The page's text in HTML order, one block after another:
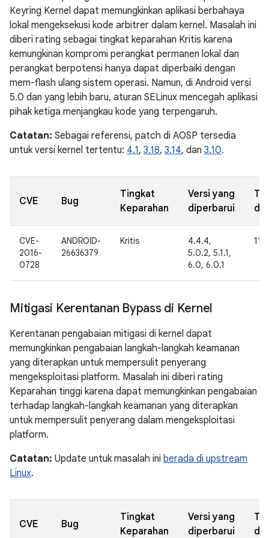
Keyring Kernel dapat memungkinkan aplikasi berbahaya
lokal mengeksekusi kode arbitrer dalam kernel. Masalah ini
diberi rating sebagai tingkat keparahan Kritis karena
kemungkinan kompromi perangkat permanen lokal dan
perangkat berpotensi hanya dapat diperbaiki dengan
mem-flash ulang sistem operasi. Namun, di Android versi
5.0 dan yang lebih baru, aturan SELinux mencegah aplikasi
pihak ketiga menjangkau kode yang terpengaruh.
Catatan: Sebagai referensi, patch di AOSP tersedia
untuk versi kernel tertentu: 4.1, 3.18, 3.14, dan 3.10.
CVE Bug
Tingkat
Keparahan
Versi yang
diperbarui
CVE-
2016-
0728
ANDROID-
26636379
Kritis
4.4.4,
5.0.2, 5.1.1,
6.0, 6.0.1
11
Mitigasi Kerentanan Bypass di Kernel
Kerentanan pengabaian mitigasi di kernel dapat
memungkinkan pengabaian langkah-langkah keamanan
yang diterapkan untuk mempersulit penyerang
mengeksploitasi platform. Masalah ini diberi rating
Keparahan tinggi karena dapat memungkinkan pengabaian
terhadap langkah-langkah keamanan yang diterapkan
untuk mempersulit penyerang dalam mengeksploitasi
platform.
Catatan: Update untuk masalah ini berada di upstream
Linux.
CVE Bug
Tingkat
Keparahan
Versi yang
diperbarui